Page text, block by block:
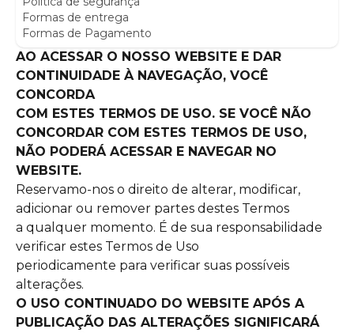
Formas de entrega
Formas de Pagamento
ou, de alguma forma, utilize
nosso website.
AO ACESSAR O NOSSO WEBSITE E DAR
CONTINUIDADE À NAVEGAÇÃO, VOCÊ
CONCORDA
COM ESTES TERMOS DE USO. SE VOCÊ NÃO
CONCORDAR COM ESTES TERMOS DE USO,
NÃO PODERÁ ACESSAR E NAVEGAR NO
WEBSITE.
Reservamo-nos o direito de alterar, modificar,
adicionar ou remover partes destes Termos
a qualquer momento. É de sua responsabilidade
verificar estes Termos de Uso
periodicamente para verificar suas possíveis
alterações.
O USO CONTINUADO DO WEBSITE APÓS A
PUBLICAÇÃO DAS ALTERAÇÕES SIGNIFICARÁ